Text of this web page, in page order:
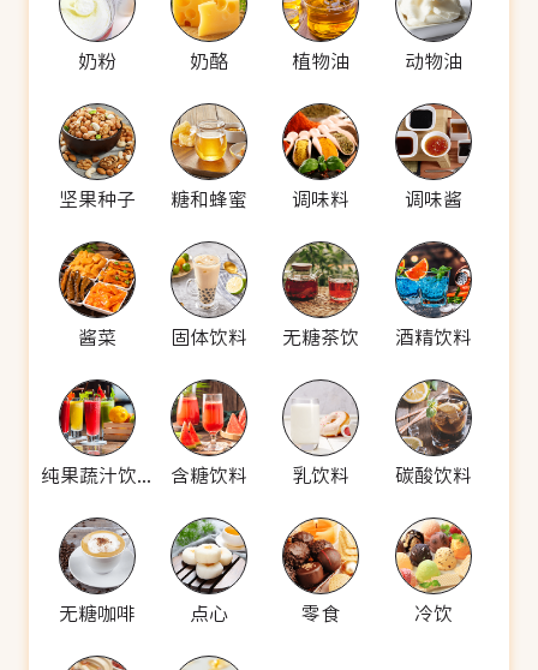
奶粉 奶酪 植物油 动物油
坚果种子 糖和蜂蜜 调味料 调味酱
酱菜 固体饮料 无糖茶饮 酒精饮料
纯果蔬汁饮料 含糖饮料 乳饮料 碳酸饮料
无糖咖啡 点心 零食 冷饮